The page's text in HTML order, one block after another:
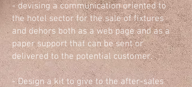
- devising a communication oriented to
the hotel sector for the sale of fixtures
and dehors both as a web page and as a
paper support that can be sent or
delivered to the potential customer.
- Design a kit to give to the after-sales